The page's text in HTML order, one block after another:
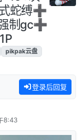
蛇缚➕
制gc➕
pikpak云盘
登录后回复
8:43